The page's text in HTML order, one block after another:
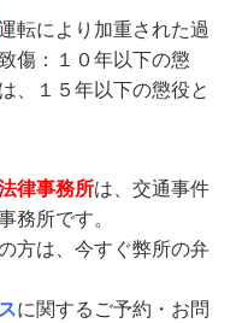
転により加重された過
傷：１０年以下の懲
、１５年以下の懲役と
律事務所は、交通事件
務所です。
方は、今すぐ弊所の弁
に関するご予約・お問